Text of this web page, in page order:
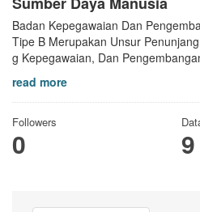
Badan Kepegawaian Dan
Tipe B Merupakan Unsur
g Kepegawaian, Dan
read more
Followers
0 9